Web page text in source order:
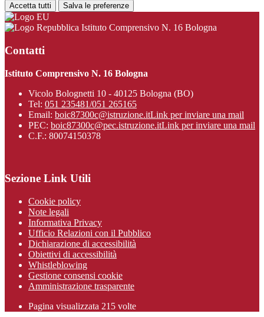
Accetta tutti Salva le preferenze
Istituto Comprensivo N. 16 Bologna
Contatti
Istituto Comprensivo N. 16 Bologna
Vicolo Bolognetti 10 - 40125 Bologna (BO)
Tel: 051 235481/051 265165
Email: boic87300c@istruzione.itLink per inviare una mail
PEC: boic87300c@pec.istruzione.itLink per inviare una mail
C.F.: 80074150378
Sezione Link Utili
Cookie policy
Note legali
Informativa Privacy
Ufficio Relazioni con il Pubblico
Dichiarazione di accessibilità
Obiettivi di accessibilità
Whistleblowing
Gestione consensi cookie
Amministrazione trasparente
Pagina visualizzata 215 volte